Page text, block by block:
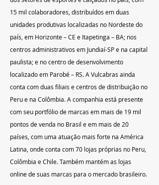
15 mil colaboradores, distribuídos em duas
unidades produtivas localizadas no Nordeste do
país, em Horizonte – CE e Itapetinga – BA; nos
centros administrativos em Jundiaí-SP e na capital
paulista; e no centro de desenvolvimento
localizado em Parobé – RS. A Vulcabras ainda
conta com duas filiais e centros de distribuição no
Peru e na Colômbia. A companhia está presente
com seu portfólio de marcas em mais de 19 mil
pontos de venda no Brasil e em mais de 20
países, com uma atuação mais forte na América
Latina, onde conta com 70 lojas próprias no Peru,
Colômbia e Chile. Também mantém as lojas
online de suas marcas para o mercado brasileiro.